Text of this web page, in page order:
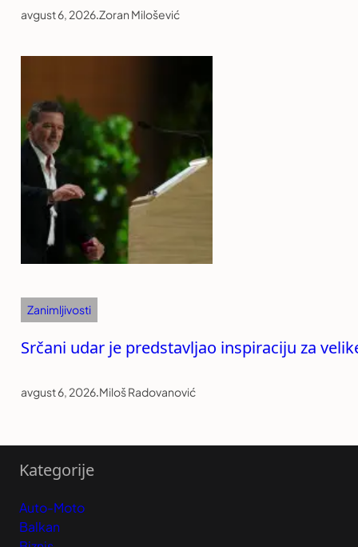
avgust 6, 2026.Zoran Milošević
Zanimljivosti
Srčani udar je predstavljao inspiraciju za
avgust 6, 2026.Miloš Radovanović
Kategorije
Auto-Moto
Balkan